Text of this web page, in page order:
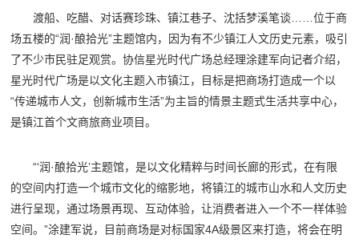
渡船、吃醋、对话赛珍珠、镇江巷子、沈括梦溪笔谈……位于商
场五楼的“润·酿拾光”主题馆内，因为有不少镇江人文历史元素，吸引
了不少市民驻足观赏。协信星光时代广场总经理涂建军向记者介绍，
星光时代广场是以文化主题入市镇江，目标是把商场打造成一个以
“传递城市人文，创新城市生活”为主旨的情景主题式生活共享中心，
是镇江首个文商旅商业项目。
“‘润·酿拾光’主题馆，是以文化精粹与时间长廊的形式，在有限
的空间内打造一个城市文化的缩影地，将镇江的城市山水和人文历史
进行呈现，通过场景再现、互动体验，让消费者进入一个不一样体验
空间。”涂建军说，目前商场是对标国家4A级景区来打造，将会在明